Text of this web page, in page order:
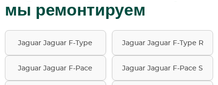
мы ремонтируем
Jaguar Jaguar F-Type Jaguar Jaguar F-Type R
Jaguar Jaguar F-Pace Jaguar Jaguar F-Pace S